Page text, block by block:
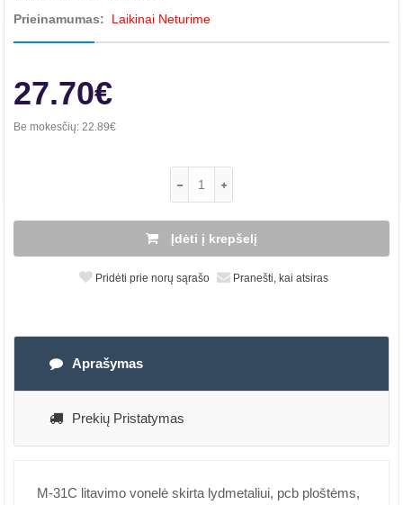
Prieinamumas:
Laikinai Neturime
27.70€
Be mokesčių: 22.89€
Įdėti į krepšelį
Pridėti prie norų sąrašo Pranešti, kai atsiras
Aprašymas
Prekių Pristatymas
M-31C litavimo vonelė skirta lydmetaliui, pcb ploštėms,